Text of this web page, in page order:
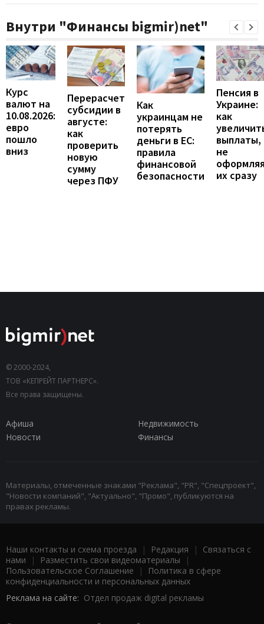
Внутри "Финансы bigmir)net"
Курс
валют на
10.08.2026:
евро
пошло
вниз
Перерасчет
субсидии в
августе:
как
проверить
новую
сумму
через ПФУ
Как
украинцам не
потерять
деньги в ЕС:
правила
финансовой
безопасности
Пенсия в
Украине:
как
выплаты,
не
их сразу
© 2000-2024,
ТОВ «КЕПРЕЙТ ПАРТНЕРС».
Все права защищены.
Афиша
Недвижимость
Новости
Финансы
Материалы, отмеченные знаками "Реклама", "PR", "Спецпроект",
"Новости компаний", "Актуально", "Промо", публикуются на
правах рекламы.
Наши контакты и схема проезда | Редакция | Связаться с
нами | Разместить свои видеоматериалы |
Пользовательское Соглашение |
Политика в сфере
конфиденциальности и персональных данных
Реклама на сайте: Отдел продаж digital рекламы